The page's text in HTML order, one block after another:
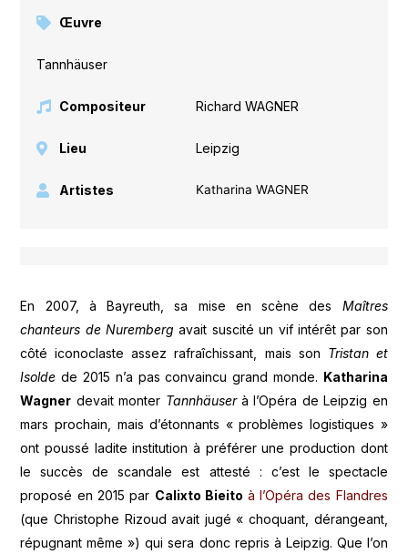
Œuvre
Tannhäuser
Compositeur Richard WAGNER
Lieu Leipzig
Artistes Katharina WAGNER
En 2007, à Bayreuth, sa mise en scène des Maîtres
chanteurs de Nuremberg avait suscité un vif intérêt par son
côté iconoclaste assez rafraîchissant, mais son Tristan et
Isoldede 2015 n’a pas convaincu grand monde. Katharina
Wagner devait monter Tannhäuserà l’Opéra de Leipzig en
mars prochain, mais d’étonnants « problèmes logistiques »
ont poussé ladite institution à préférer une production dont
le succès de scandale est attesté : c’est le spectacle
proposé en 2015 par Calixto Bieito à l’Opéra des Flandres
(que Christophe Rizoud avait jugé « choquant, dérangeant,
répugnant même ») qui sera donc repris à Leipzig. Que l’on